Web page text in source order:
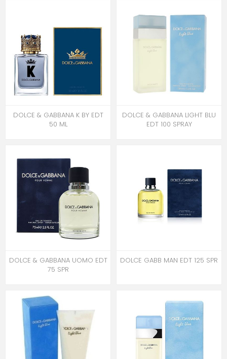
DOLCE & GABBANA K BY EDT
50 ML
DOLCE & GABBANA LIGHT BLU
EDT 100 SPRAY
DOLCE & GABBANA UOMO EDT
75 SPR
DOLCE GABB MAN EDT 125 SPR